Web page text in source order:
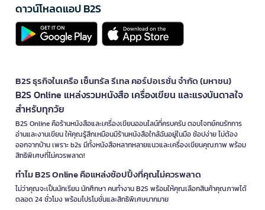
ดาวน์โหลดแอป B2S
B2S ธุรกิจในเครือ เซ็นทรัล รีเทล คอร์ปอเรชั่น จำกัด (มหาชน)
B2S Online แหล่งรวมหนังสือ เครื่องเขียน และแรงบันดาลใจ
สำหรับทุกวัย
B2S Online คือร้านหนังสือและเครื่องเขียนออนไลน์ที่ครบครัน ตอบโจทย์คนรักการ
อ่านและงานเขียน ให้คุณรู้สึกเหมือนมีร้านหนังสือใกล้ฉันอยู่ในมือ ช้อปง่าย ไม่ต้อง
ออกจากบ้าน เพราะ b2s มีทั้งหนังสือหลากหลายแนวและเครื่องเขียนคุณภาพ พร้อม
สิทธิพิเศษที่ไม่ควรพลาด!
ทำไม B2S Online คือแหล่งช้อปปิ้งที่คุณไม่ควรพลาด
ไม่ว่าคุณจะเป็นนักเรียน นักศึกษา คนทำงาน B2S พร้อมให้คุณเลือกสินค้าคุณภาพได้
ตลอด 24 ชั่วโมง พร้อมโปรโมชั่นและสิทธิพิเศษมากมาย